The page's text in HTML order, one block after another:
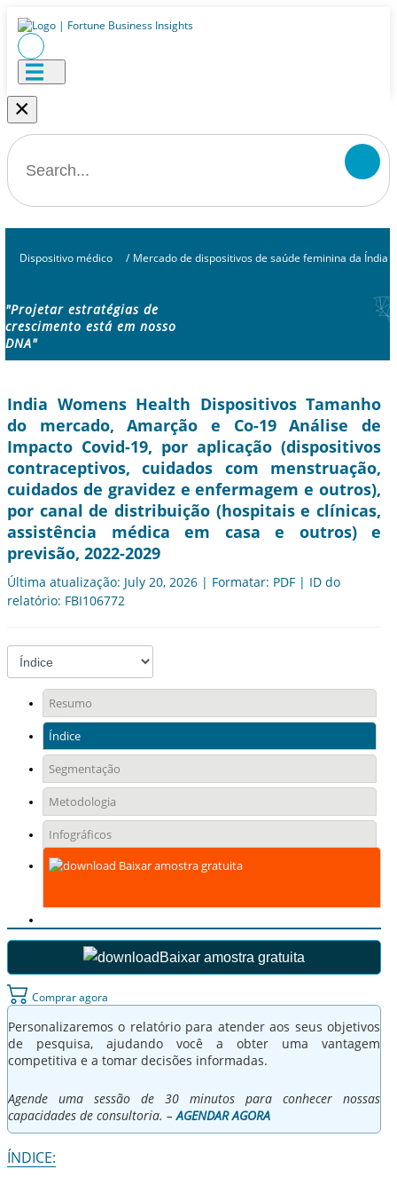
×
Dispositivo médico / Mercado de dispositivos de saúde feminina da Índia
"Projetar estratégias de
crescimento está em nosso
DNA"
India Womens Health Dispositivos Tamanho
do mercado, Amarção e Co-19 Análise de
Impacto Covid-19, por aplicação (dispositivos
contraceptivos, cuidados com menstruação,
cuidados de gravidez e enfermagem e outros),
por canal de distribuição (hospitais e clínicas,
assistência médica em casa e outros) e
previsão, 2022-2029
Última atualização: July 20, 2026 | Formatar: PDF | ID do
relatório: FBI106772
Resumo
Índice
Segmentação
Metodologia
Infográficos
Baixar amostra gratuita
Baixar amostra gratuita
Comprar agora
Personalizaremos o relatório para atender aos seus objetivos
de pesquisa, ajudando você a obter uma vantagem
competitiva e a tomar decisões informadas.
Agende uma sessão de 30 minutos para conhecer nossas
capacidades de consultoria. –AGENDAR AGORA
ÍNDICE: